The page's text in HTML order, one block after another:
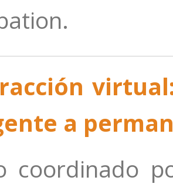
a
coordinado